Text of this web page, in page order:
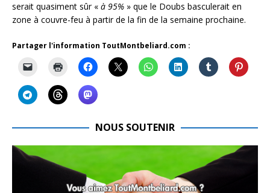
serait quasiment sûr « à 95% » que le Doubs basculerait en
zone à couvre-feu à partir de la fin de la semaine prochaine.
Partager l'information ToutMontbeliard.com :
NOUS SOUTENIR